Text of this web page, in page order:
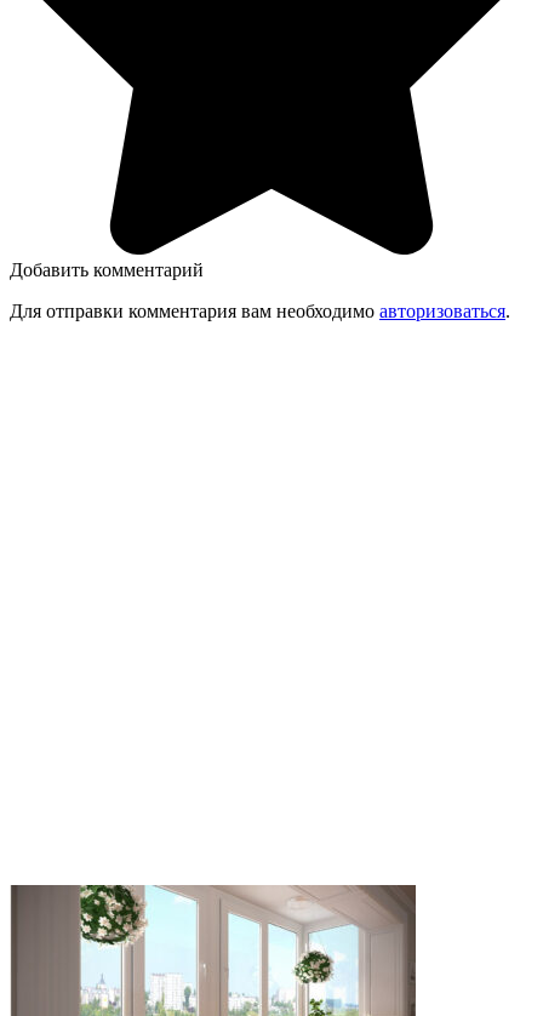
Добавить комментарий
Для отправки комментария вам необходимо авторизоваться.